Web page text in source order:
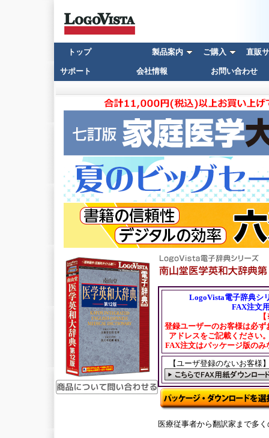
トップ 製品案内 ご購入 直販
サポート 会社情報 お問い合わせ
LogoVista電子辞典シ
FAX注文
登録ユーザーのお客様は必
アドレスをご記載ください
FAX注文はパッケージ版の
【ユーザ登録のないお客様
医療従事者から翻訳家まで多